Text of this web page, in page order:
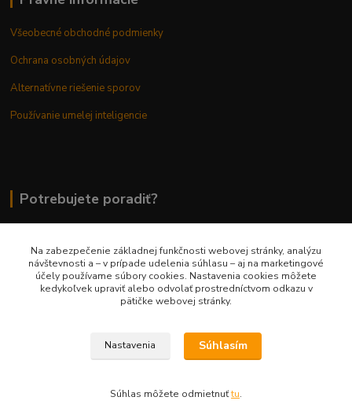
Všeobecné obchodné podmienky
Ochrana osobných údajov
Alternatívne riešenie sporov
Používanie umelej inteligencie
Potrebujete poradiť?
0948 236 042
info@margaretkashop.sk
Na zabezpečenie základnej funkčnosti webovej stránky, analýzu
návštevnosti a – v prípade udelenia súhlasu – aj na marketingové
účely používame súbory cookies. Nastavenia cookies môžete
kedykoľvek upraviť alebo odvolať prostredníctvom odkazu v
pätičke webovej stránky.
Nastavenia Súhlasím
Súhlas môžete odmietnuťtu.